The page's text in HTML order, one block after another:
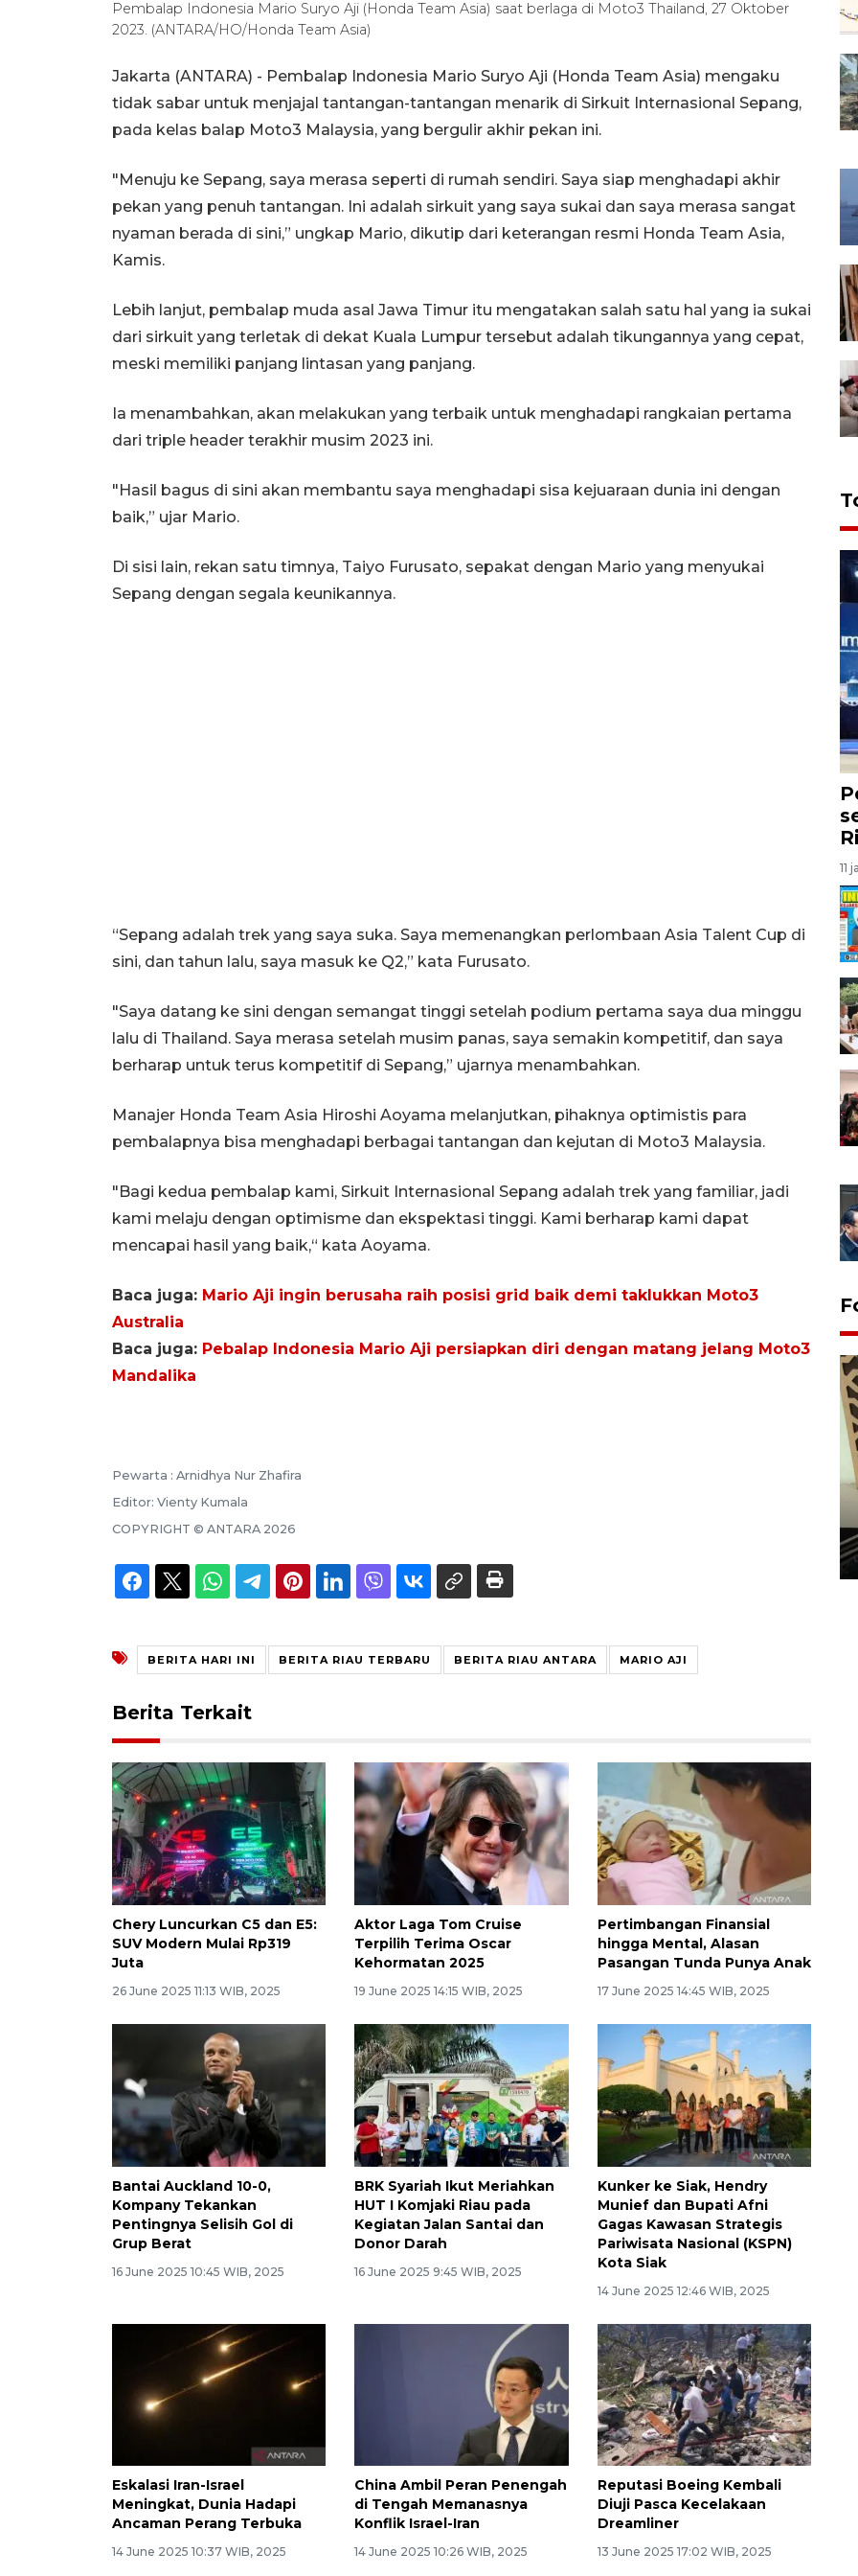
Pembalap Indonesia Mario Suryo Aji (Honda Team Asia) saat berlaga di Moto3 Thailand, 27 Oktober
2023. (ANTARA/HO/Honda Team Asia)
Jakarta (ANTARA) - Pembalap Indonesia Mario Suryo Aji (Honda Team Asia) mengaku
tidak sabar untuk menjajal tantangan-tantangan menarik di Sirkuit Internasional Sepang,
pada kelas balap Moto3 Malaysia, yang bergulir akhir pekan ini.
"Menuju ke Sepang, saya merasa seperti di rumah sendiri. Saya siap menghadapi akhir
pekan yang penuh tantangan. Ini adalah sirkuit yang saya sukai dan saya merasa sangat
nyaman berada di sini,” ungkap Mario, dikutip dari keterangan resmi Honda Team Asia,
Kamis.
Lebih lanjut, pembalap muda asal Jawa Timur itu mengatakan salah satu hal yang ia sukai
dari sirkuit yang terletak di dekat Kuala Lumpur tersebut adalah tikungannya yang cepat,
meski memiliki panjang lintasan yang panjang.
Ia menambahkan, akan melakukan yang terbaik untuk menghadapi rangkaian pertama
dari triple header terakhir musim 2023 ini.
"Hasil bagus di sini akan membantu saya menghadapi sisa kejuaraan dunia ini dengan
baik,” ujar Mario.
Di sisi lain, rekan satu timnya, Taiyo Furusato, sepakat dengan Mario yang menyukai
Sepang dengan segala keunikannya.
“Sepang adalah trek yang saya suka. Saya memenangkan perlombaan Asia Talent Cup di
sini, dan tahun lalu, saya masuk ke Q2,” kata Furusato.
"Saya datang ke sini dengan semangat tinggi setelah podium pertama saya dua minggu
lalu di Thailand. Saya merasa setelah musim panas, saya semakin kompetitif, dan saya
berharap untuk terus kompetitif di Sepang,” ujarnya menambahkan.
Manajer Honda Team Asia Hiroshi Aoyama melanjutkan, pihaknya optimistis para
pembalapnya bisa menghadapi berbagai tantangan dan kejutan di Moto3 Malaysia.
"Bagi kedua pembalap kami, Sirkuit Internasional Sepang adalah trek yang familiar, jadi
kami melaju dengan optimisme dan ekspektasi tinggi. Kami berharap kami dapat
mencapai hasil yang baik,“ kata Aoyama.
Baca juga: Mario Aji ingin berusaha raih posisi grid baik demi taklukkan Moto3
Australia
Baca juga: Pebalap Indonesia Mario Aji persiapkan diri dengan matang jelang Moto3
Mandalika
Pewarta : Arnidhya Nur Zhafira
Editor: Vienty Kumala
COPYRIGHT © ANTARA 2026
BERITA HARI INI BERITA RIAU TERBARU BERITA RIAU ANTARA MARIO AJI
Berita Terkait
Chery Luncurkan C5 dan E5:
SUV Modern Mulai Rp319
Juta
26 June 2025 11:13 WIB, 2025
Aktor Laga Tom Cruise
Terpilih Terima Oscar
Kehormatan 2025
19 June 2025 14:15 WIB, 2025
Pertimbangan Finansial
hingga Mental, Alasan
Pasangan Tunda Punya Anak
17 June 2025 14:45 WIB, 2025
Bantai Auckland 10-0,
Kompany Tekankan
Pentingnya Selisih Gol di
Grup Berat
16 June 2025 10:45 WIB, 2025
BRK Syariah Ikut Meriahkan
HUT I Komjaki Riau pada
Kegiatan Jalan Santai dan
Donor Darah
16 June 2025 9:45 WIB, 2025
Kunker ke Siak, Hendry
Munief dan Bupati Afni
Gagas Kawasan Strategis
Pariwisata Nasional (KSPN)
Kota Siak
14 June 2025 12:46 WIB, 2025
Eskalasi Iran-Israel
Meningkat, Dunia Hadapi
Ancaman Perang Terbuka
14 June 2025 10:37 WIB, 2025
China Ambil Peran Penengah
di Tengah Memanasnya
Konflik Israel-Iran
14 June 2025 10:26 WIB, 2025
Reputasi Boeing Kembali
Diuji Pasca Kecelakaan
Dreamliner
13 June 2025 17:02 WIB, 2025
11